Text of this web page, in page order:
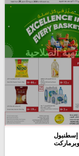
الصلاحية
إسطنبول